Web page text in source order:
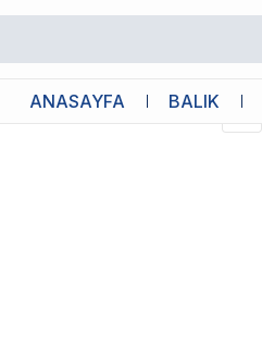
ANASAYFA BALIK